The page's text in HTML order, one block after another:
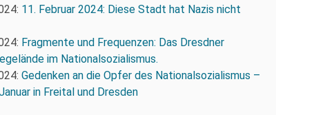
11. Februar 2024: Diese Stadt hat Nazis nicht
Fragmente und Frequenzen: Das Dresdner
im Nationalsozialismus.
Gedenken an die Opfer des Nationalsozialismus –
in Freital und Dresden